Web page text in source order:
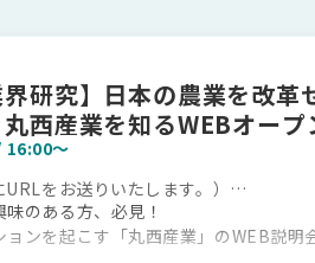
届く「流通の裏側」を知りたい
に仕事をしてみたい
研究を進めたい
界研究】日本の農業を改革
西産業を知るWEBオープ
16:00〜
をお送りいたします。）
用ＵＲＬをクリックしてください。
すると、入室いただけなくなります。
味のある方、必見！
ンを起こす「丸西産業」のWEB説明